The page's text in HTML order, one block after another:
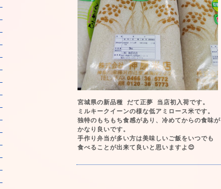
宮城県の新品種 だて正夢 当店初入荷です。
ミルキークイーンの様な低アミロース米です。
独特のもちもち食感があり、冷めてからの食味が
かなり良いです。
手作り弁当が多い方は美味しいご飯をいつでも
食べることが出来て良いと思いますよ😊